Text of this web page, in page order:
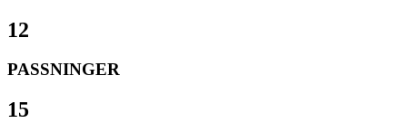
12
PASSNINGER
15